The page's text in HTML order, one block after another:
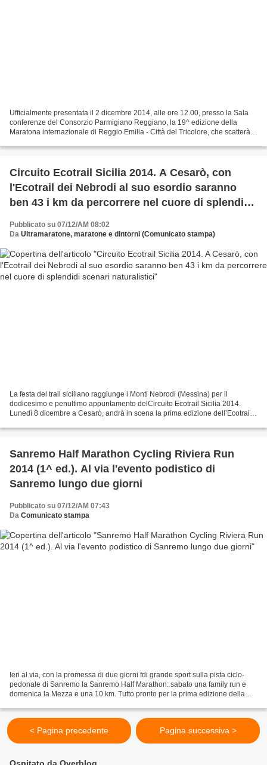
Ufficialmente presentata il 2 dicembre 2014, alle ore 12.00, presso la Sala
conferenze del Consorzio Parmigiano Reggiano, la 19^ edizione della
Maratona internazionale di Reggio Emilia - Città del Tricolore, che scatterà
Circuito Ecotrail Sicilia 2014. A Cesarò, con
l'Ecotrail dei Nebrodi al suo esordio saranno
ben 43 i km da percorrere nel cuore di splendidi
Pubblicato su 07/12/AM 08:02
Da Ultramaratone, maratone e dintorni (Comunicato stampa)
La festa del trail siciliano raggiunge i Monti Nebrodi (Messina) per il
dodicesimo e penultimo appuntamento delCircuito Ecotrail Sicilia 2014.
Lunedì 8 dicembre a Cesarò, andrà in scena la prima edizione dell’Ecotrail
Sanremo Half Marathon Cycling Riviera Run
2014 (1^ ed.). Al via l'evento podistico di
Sanremo lungo due giorni
Pubblicato su 07/12/AM 07:43
Da Comunicato stampa
Ieri al via, con la promessa di due giorni fdi grande sport sulla pista ciclo-
pedonale di Sanremo la Sanremo Half Marathon: sabato una family run e
domenica la Mezza e una 10 km. Tutto pronto per la prima edizione della
< Pagina precedente Pagina successiva >